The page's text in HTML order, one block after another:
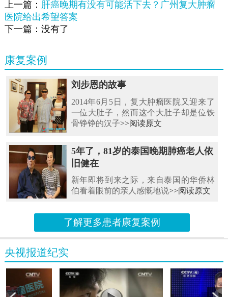
上一篇： 肝癌晚期有没有可能活下去？广州复大肿瘤
医院给出希望答案
下一篇：没有了
康复案例
刘步恩的故事
2014年6月5日，复大肿瘤医院又迎来了
一位大肚子，然而这个大肚子却是位铁
骨铮铮的汉子>>阅读原文
5年了，81岁的泰国晚期肺癌老人依
旧健在
新年即将到来之际，来自泰国的华侨林
伯看着眼前的亲人感慨地说>>阅读原文
了解更多患者康复案例
央视报道纪实